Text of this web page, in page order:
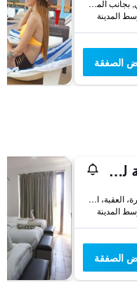
الشاطىء الجنوبي, بجانب المارينا بارك, العقبة, الأردن
الصفقة
بركة العقبة للأجنحة الفندقية
شارع العقبة المنارة، العقبة، الأردن, العقبة, الأردن
الصفقة